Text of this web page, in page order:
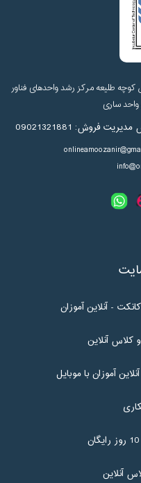
کوچه طلیعه مرکز رشد واحدهای فناور
واحد ساری
مدیریت فروش: 09021321881
- آنلاین آموزان
کلاس آنلاین
آموزان با موبایل
آنلاین